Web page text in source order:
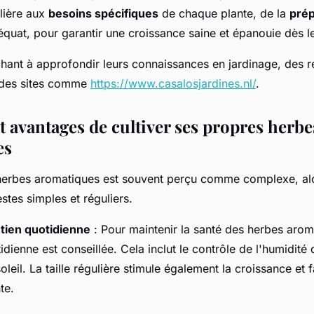
aux besoins spécifiques de chaque plante, de la
pour garantir une croissance saine et épanouie dès
à approfondir leurs connaissances en jardinage, des
sites comme https://www.casalosjardines.nl/.
avantages de cultiver ses propres
aromatiques est souvent perçu comme complexe,
simples et réguliers.
quotidienne : Pour maintenir la santé des herbes
est conseillée. Cela inclut le contrôle de l'humidité
La taille régulière stimule également la croissance et